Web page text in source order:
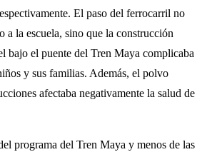
El paso del ferrocarril no
a la escuela, sino que la construcción
bajo el puente del Tren Maya complicaba
y sus familias. Además, el polvo
afectaba negativamente la salud de
programa del Tren Maya y menos de las